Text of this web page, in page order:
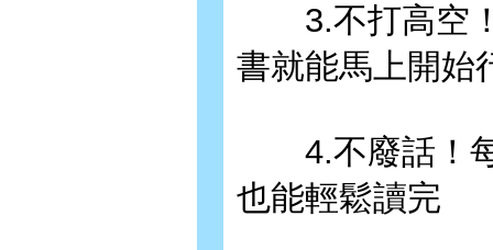
3.不打高空！
書就能馬上開始
4.不廢話！每
也能輕鬆讀完